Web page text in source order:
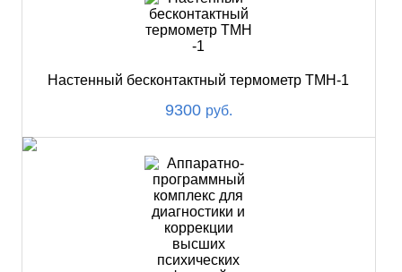
Настенный бесконтактный термометр ТМН-1
9300 руб.